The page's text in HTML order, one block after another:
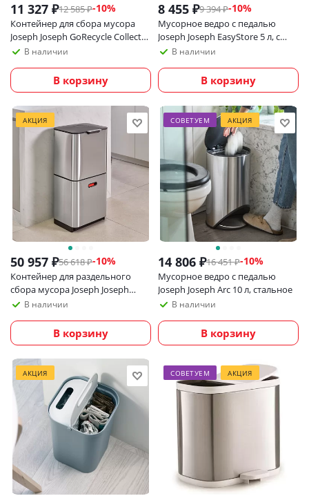
11 327 ₽12 585₽-10%
Контейнер для сбора мусора
Joseph Joseph GoRecycle Collector
32 литра
В наличии
В корзину
8 455 ₽9 394₽-10%
Мусорное ведро с педалью
Joseph Joseph EasyStore 5 л, с
крышкой soft-close
В наличии
В корзину
АКЦИЯ
50 957 ₽56 618₽-10%
Контейнер для раздельного
сбора мусора Joseph Joseph
Totem Max 60 л, нержавеющая
В наличии
В корзину
СОВЕТУЕМ АКЦИЯ
14 806 ₽16 451₽-10%
Мусорное ведро с педалью
Joseph Joseph Arc 10 л, стальное
В наличии
В корзину
АКЦИЯ СОВЕТУЕМ АКЦИЯ